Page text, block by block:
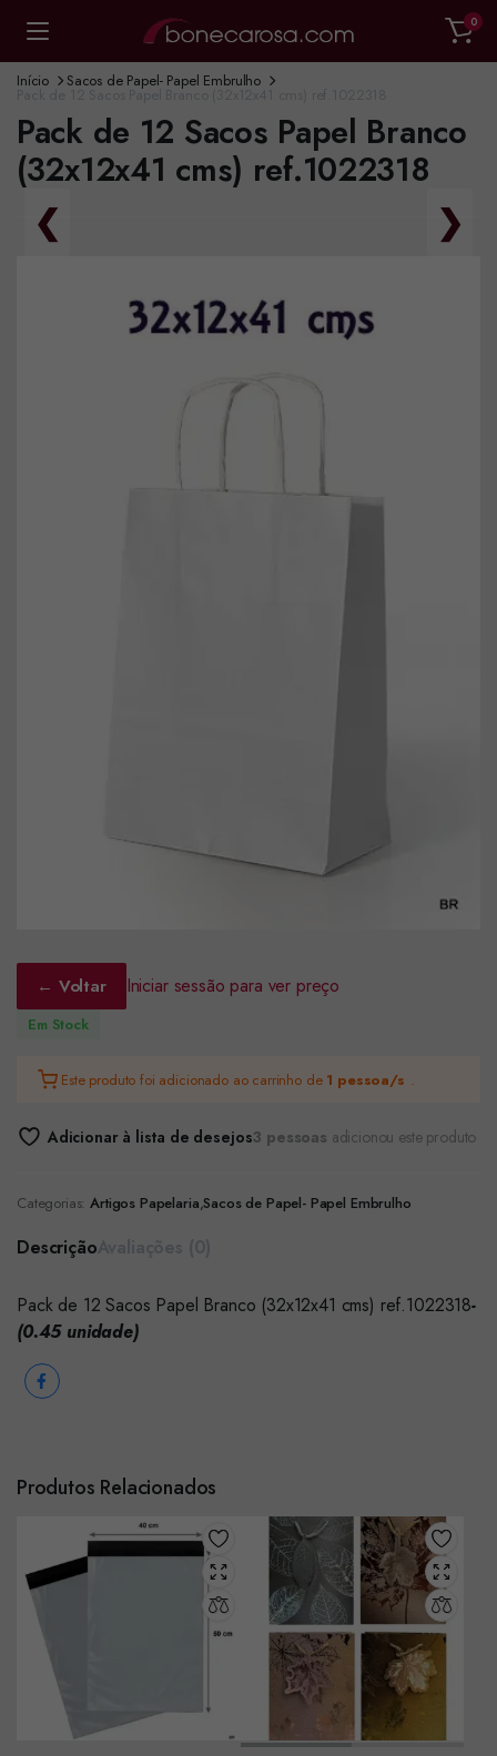
0
Início Sacos de Papel- Papel Embrulho
Pack de 12 Sacos Papel Branco (32x12x41 cms) ref.1022318
Pack de 12 Sacos Papel Branco
(32x12x41 cms) ref.1022318
❮ ❯
← Voltar Iniciar sessão para ver preço
Em Stock
Este produto foi adicionado ao carrinho de 1 pessoa/s .
Adicionar à lista de desejos3 pessoas adicionou este produto
Categorias: Artigos Papelaria,Sacos de Papel- Papel Embrulho
Descrição
Pack de 12 Sacos Papel Branco (32x12x41 cms) ref.1022318-
(0.45 unidade)
Produtos Relacionados